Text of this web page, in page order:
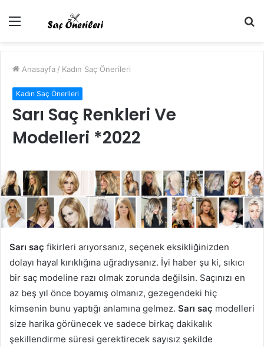
Menü
Anasayfa / Kadın Saç Önerileri
Kadın Saç Önerileri
Sarı Saç Renkleri Ve
Modelleri *2022
Sarı saç fikirleri arıyorsanız, seçenek eksikliğinizden
dolayı hayal kırıklığına uğradıysanız. İyi haber şu ki, sıkıcı
bir saç modeline razı olmak zorunda değilsin. Saçınızı en
az beş yıl önce boyamış olmanız, gezegendeki hiç
kimsenin bunu yaptığı anlamına gelmez. Sarı saç modelleri
size harika görünecek ve sadece birkaç dakikalık
şekillendirme süresi gerektirecek sayısız şekilde